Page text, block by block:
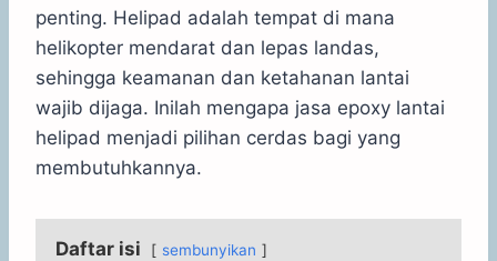
penting. Helipad adalah tempat di mana
helikopter mendarat dan lepas landas,
sehingga keamanan dan ketahanan lantai
wajib dijaga. Inilah mengapa jasa epoxy lantai
helipad menjadi pilihan cerdas bagi yang
membutuhkannya.
Daftar isi sembunyikan